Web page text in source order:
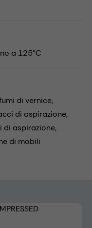
a 125°C
di vernice,
di aspirazione,
di aspirazione,
di mobili